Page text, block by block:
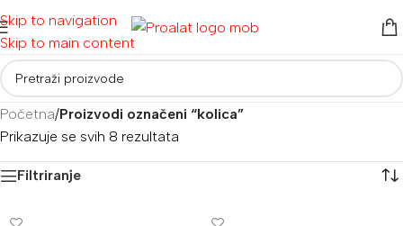
Skip to navigation
Skip to main content
Početna/Proizvodi označeni “kolica”
Prikazuje se svih 8 rezultata
Filtriranje